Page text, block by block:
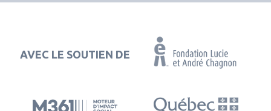
AVEC LE SOUTIEN DE